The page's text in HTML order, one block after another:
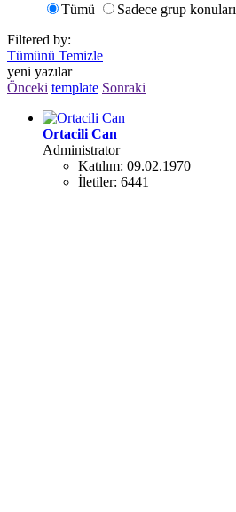
Tümü
Sadece grup konuları
Filtered by:
Tümünü Temizle
yeni yazılar
Önceki template Sonraki
Ortacili Can
Administrator
Katılım: 09.02.1970
İletiler: 6441